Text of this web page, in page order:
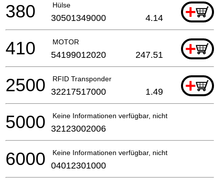
Hülse +
380 30501349000 4.14
MOTOR +
410 54199012020 247.51
RFID Transponder +
2500 32217517000 1.49
Keine Informationen verfügbar, nicht bestellbar
5000 32123002006
Keine Informationen verfügbar, nicht bestellbar
6000 04012301000